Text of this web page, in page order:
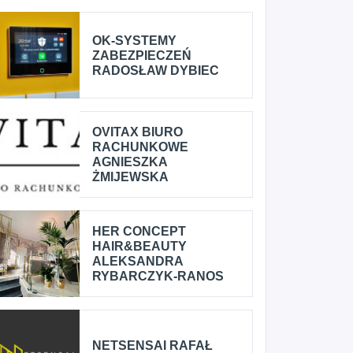
OK-SYSTEMY
ZABEZPIECZEŃ
RADOSŁAW DYBIEC
OVITAX BIURO
RACHUNKOWE
AGNIESZKA
ŻMIJEWSKA
HER CONCEPT
HAIR&BEAUTY
ALEKSANDRA
RYBARCZYK-RANOS
NETSENSAI RAFAŁ